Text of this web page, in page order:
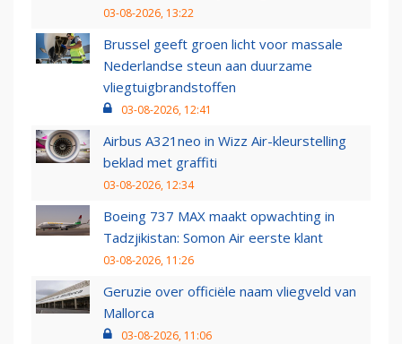
03-08-2026, 13:22
Brussel geeft groen licht voor massale
Nederlandse steun aan duurzame
vliegtuigbrandstoffen
03-08-2026, 12:41
Airbus A321neo in Wizz Air-kleurstelling
beklad met graffiti
03-08-2026, 12:34
Boeing 737 MAX maakt opwachting in
Tadzjikistan: Somon Air eerste klant
03-08-2026, 11:26
Geruzie over officiële naam vliegveld van
Mallorca
03-08-2026, 11:06